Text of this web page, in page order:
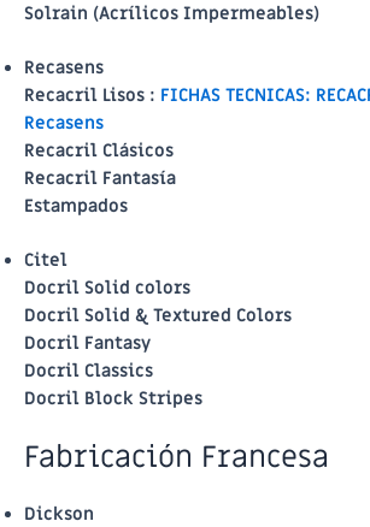
Solrain (Acrílicos Impermeables)
Recasens
Recacril Lisos : FICHAS TECNICAS:
Recasens
Recacril Clásicos
Recacril Fantasía
Estampados
Citel
Docril Solid colors
Docril Solid & Textured Colors
Docril Fantasy
Docril Classics
Docril Block Stripes
Fabricación Francesa
Dickson